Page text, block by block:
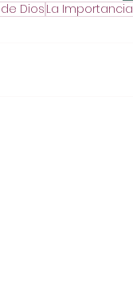
Dios La